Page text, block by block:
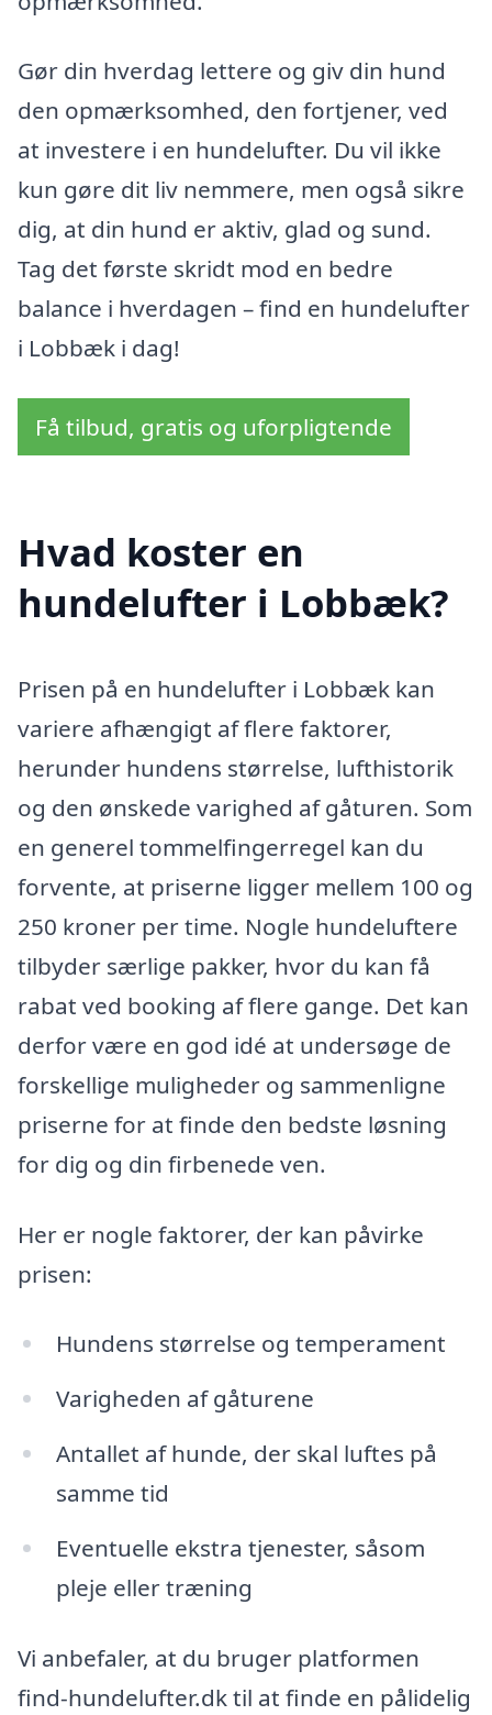
Gør din hverdag lettere og giv din hund
den opmærksomhed, den fortjener, ved
at investere i en hundelufter. Du vil ikke
kun gøre dit liv nemmere, men også sikre
dig, at din hund er aktiv, glad og sund.
Tag det første skridt mod en bedre
balance i hverdagen – find en hundelufter
i Lobbæk i dag!
Få tilbud, gratis og uforpligtende
Hvad koster en
hundelufter i Lobbæk?
Prisen på en hundelufter i Lobbæk kan
variere afhængigt af flere faktorer,
herunder hundens størrelse, lufthistorik
og den ønskede varighed af gåturen. Som
en generel tommelfingerregel kan du
forvente, at priserne ligger mellem 100 og
250 kroner per time. Nogle hundeluftere
tilbyder særlige pakker, hvor du kan få
rabat ved booking af flere gange. Det kan
derfor være en god idé at undersøge de
forskellige muligheder og sammenligne
priserne for at finde den bedste løsning
for dig og din firbenede ven.
Her er nogle faktorer, der kan påvirke
prisen:
Hundens størrelse og temperament
Varigheden af gåturene
Antallet af hunde, der skal luftes på
samme tid
Eventuelle ekstra tjenester, såsom
pleje eller træning
Vi anbefaler, at du bruger platformen
find-hundelufter.dk til at finde en pålidelig